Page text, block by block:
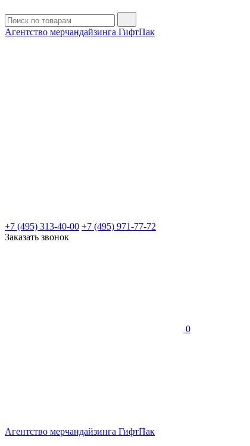
Агентство мерчандайзинга ГифтПак
+7 (495) 313-40-00 +7 (495) 971-77-72
Заказать звонок
0
Агентство мерчандайзинга ГифтПак